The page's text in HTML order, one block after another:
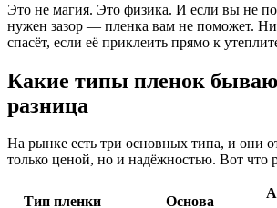
Это не магия. Это физика. И если вы не
нужен зазор — пленка вам не поможет.
спасёт, если её приклеить прямо к
Какие типы пленок
разница
На рынке есть три основных типа, и они
только ценой, но и надёжностью. Вот что
Тип пленки Основа